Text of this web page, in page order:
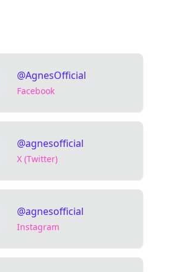
@AgnesOfficial
Facebook
@agnesofficial
X (Twitter)
@agnesofficial
Instagram